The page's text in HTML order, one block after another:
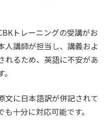
トレーニングの受講がお
人講師が担当し、講義およ
れるため、英語に不安があ
文に日本語訳が併記されて
十分に対応可能です。